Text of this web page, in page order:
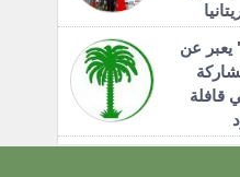
عن
قافلة